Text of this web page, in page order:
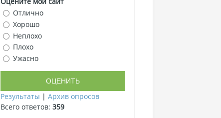
Отлично
Хорошо
Неплохо
Плохо
Ужасно
Результаты | Архив опросов
Всего ответов: 359